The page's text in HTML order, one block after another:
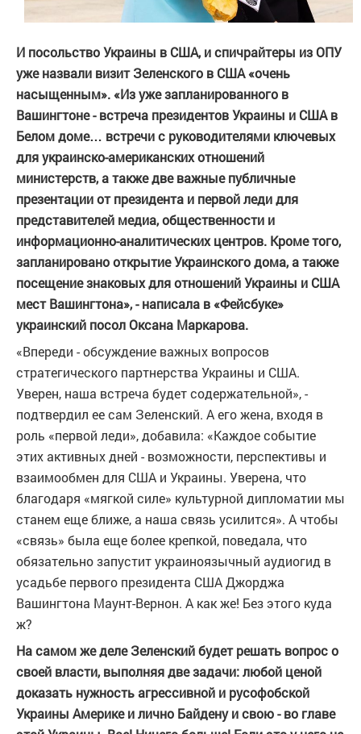
И посольство Украины в США, и спичрайтеры из ОПУ
уже назвали визит Зеленского в США «очень
насыщенным». «Из уже запланированного в
Вашингтоне - встреча президентов Украины и США в
Белом доме… встречи с руководителями ключевых
для украинско-американских отношений
министерств, а также две важные публичные
презентации от президента и первой леди для
представителей медиа, общественности и
информационно-аналитических центров. Кроме того,
запланировано открытие Украинского дома, а также
посещение знаковых для отношений Украины и США
мест Вашингтона», - написала в «Фейсбуке»
украинский посол Оксана Маркарова.
«Впереди - обсуждение важных вопросов
стратегического партнерства Украины и США.
Уверен, наша встреча будет содержательной», -
подтвердил ее сам Зеленский. А его жена, входя в
роль «первой леди», добавила: «Каждое событие
этих активных дней - возможности, перспективы и
взаимообмен для США и Украины. Уверена, что
благодаря «мягкой силе» культурной дипломатии мы
станем еще ближе, а наша связь усилится». А чтобы
«связь» была еще более крепкой, поведала, что
обязательно запустит украиноязычный аудиогид в
усадьбе первого президента США Джорджа
Вашингтона Маунт-Вернон. А как же! Без этого куда
ж?
На самом же деле Зеленский будет решать вопрос о
своей власти, выполняя две задачи: любой ценой
доказать нужность агрессивной и русофобской
Украины Америке и лично Байдену и свою - во главе